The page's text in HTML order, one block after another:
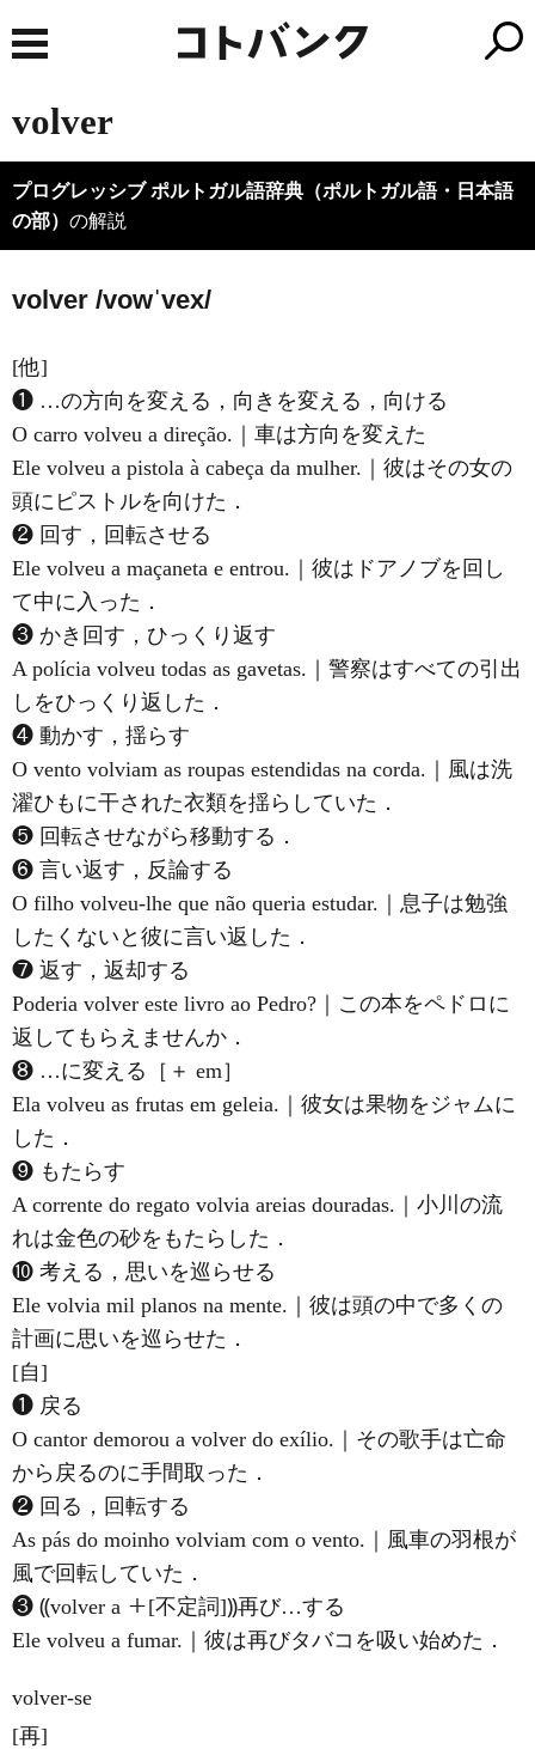
volver
プログレッシブ ポルトガル語辞典（ポルトガル語・日本語
の部） の解説
volver /vowˈvex/
[他]
❶ …の方向を変える，向きを変える，向ける
O carro volveu a direção.｜車は方向を変えた
Ele volveu a pistola à cabeça da mulher.｜彼はその女の
頭にピストルを向けた．
❷ 回す，回転させる
Ele volveu a maçaneta e entrou.｜彼はドアノブを回し
て中に入った．
❸ かき回す，ひっくり返す
A polícia volveu todas as gavetas.｜警察はすべての引出
しをひっくり返した．
❹ 動かす，揺らす
O vento volviam as roupas estendidas na corda.｜風は洗
濯ひもに干された衣類を揺らしていた．
❺ 回転させながら移動する．
❻ 言い返す，反論する
O filho volveu-lhe que não queria estudar.｜息子は勉強
したくないと彼に言い返した．
❼ 返す，返却する
Poderia volver este livro ao Pedro?｜この本をペドロに
返してもらえませんか．
❽ …に変える［＋ em］
Ela volveu as frutas em geleia.｜彼女は果物をジャムに
した．
❾ もたらす
A corrente do regato volvia areias douradas.｜小川の流
れは金色の砂をもたらした．
❿ 考える，思いを巡らせる
Ele volvia mil planos na mente.｜彼は頭の中で多くの
計画に思いを巡らせた．
[自]
❶ 戻る
O cantor demorou a volver do exílio.｜その歌手は亡命
から戻るのに手間取った．
❷ 回る，回転する
As pás do moinho volviam com o vento.｜風車の羽根が
風で回転していた．
❸ ⸨volver a ＋[不定詞]⸩再び…する
Ele volveu a fumar.｜彼は再びタバコを吸い始めた．
volver-se
[再]